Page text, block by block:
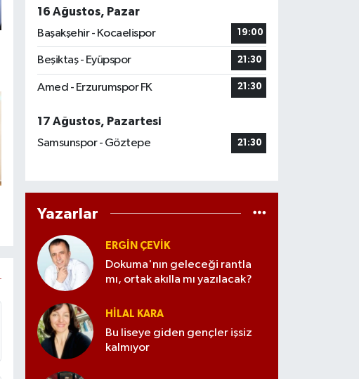
16 Ağustos, Pazar
Başakşehir - Kocaelispor
19:00
Beşiktaş - Eyüpspor 21:30
Amed - Erzurumspor FK 21:30
17 Ağustos, Pazartesi
Samsunspor - Göztepe
21:30
Yazarlar
ERGIN ÇEVİK
Dokuma'nın geleceği rantla
mı, ortak akılla mı yazılacak?
HILAL KARA
Bu liseye giden gençler işsiz
kalmıyor